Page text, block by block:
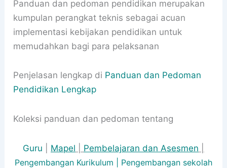
Panduan dan pedoman pendidikan merupakan
kumpulan perangkat teknis sebagai acuan
implementasi kebijakan pendidikan untuk
memudahkan bagi para pelaksanan
Penjelasan lengkap di Panduan dan Pedoman
Pendidikan Lengkap
Koleksi panduan dan pedoman tentang
Guru Mapel Pembelajaran dan Asesmen
Pengembangan Kurikulum | Pengembangan sekolah